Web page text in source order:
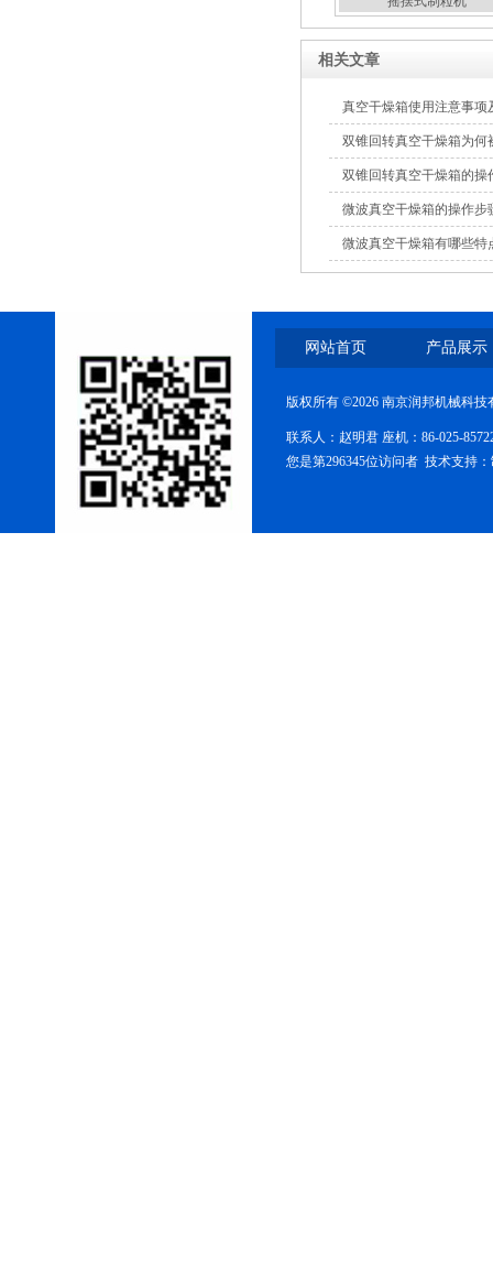
相关文章
真空干燥箱使用注意事项
双锥回转真空干燥箱为何
双锥回转真空干燥箱的操
微波真空干燥箱的操作步
微波真空干燥箱有哪些特
网站首页 产品展示
版权所有 ©2026 南京润邦机械科
联系人：赵明君 座机：86-025-
您是第296345位访问者 技术支持：